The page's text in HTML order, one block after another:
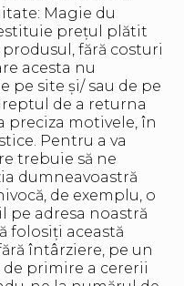
Magie du
prețul plătit
fără costuri
acesta nu
pe site și/ sau de pe
de a returna
preciza motivele, în
Pentru a va
trebuie să ne
dumneavoastră
de exemplu, o
pe adresa noastră
folosiți această
întârziere, pe un
primire a cererii